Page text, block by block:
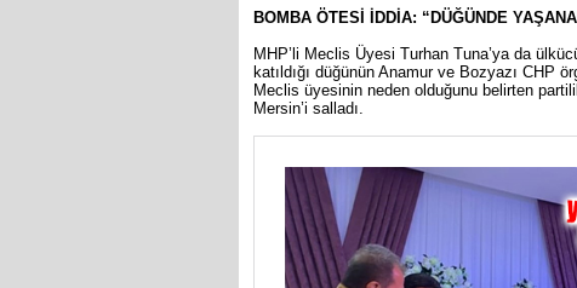
BOMBA ÖTESİ İDDİA: “DÜĞÜNDE
MHP’li Meclis Üyesi Turhan Tuna’ya da
katıldığı düğünün Anamur ve Bozyazı CHP
Meclis üyesinin neden olduğunu belirten
Mersin’i salladı.